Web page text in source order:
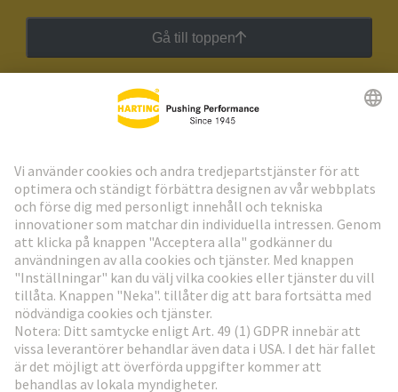
Gå till toppen
HARTING:s nyhetsbrev
Gå till registrering
Social Media